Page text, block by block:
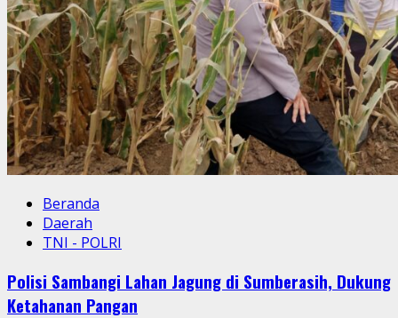
Beranda
Daerah
TNI - POLRI
Polisi Sambangi Lahan Jagung di Sumberasih, Dukung
Ketahanan Pangan